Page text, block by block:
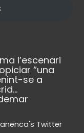
l’escenari
“una
se a
Twitter